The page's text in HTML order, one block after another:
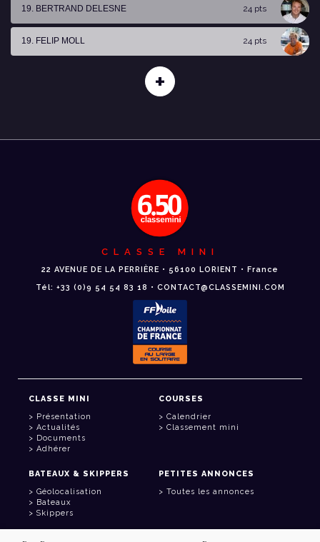
19. BERTRAND DELESNE 24 pts
19. FELIP MOLL 24 pts
+
CLASSE MINI
22 AVENUE DE LA PERRIÈRE • 56100 LORIENT • France
Tél: +33 (0)9 54 54 83 18 • CONTACT@CLASSEMINI.COM
CLASSE MINI
Présentation
Actualités
Documents
Adhérer
COURSES
Calendrier
Classement mini
BATEAUX & SKIPPERS
Géolocalisation
Bateaux
Skippers
PETITES ANNONCES
Toutes les annonces